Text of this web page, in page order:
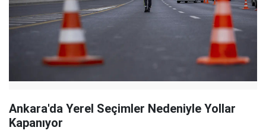
Ankara'da Yerel Seçimler Nedeniyle Yollar
Kapanıyor